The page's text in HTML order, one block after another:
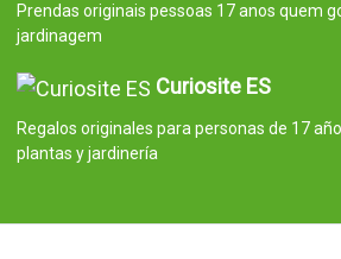
Prendas originais pessoas 17 anos quem
jardinagem
Curiosite ES
Regalos originales para personas de 17
plantas y jardinería